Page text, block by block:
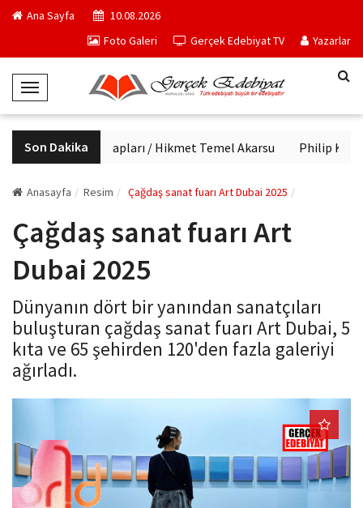
Ana Sayfa
10.08.2026
Foto Galeri
Gerçek Edebiyat TV Yazarlar
T
o
g
g
e
a
a
t
i
o
n
Son Dakika
Haftanın kitapları / Hikmet Temel Akarsu Philip K.
Anasayfa Resim Çağdaş sanat fuarı Art Dubai 2025
Çağdaş sanat fuarı Art
Dubai 2025
Dünyanın dört bir yanından sanatçıları
buluşturan çağdaş sanat fuarı Art Dubai, 5
kıta ve 65 şehirden 120'den fazla galeriyi
ağırladı.